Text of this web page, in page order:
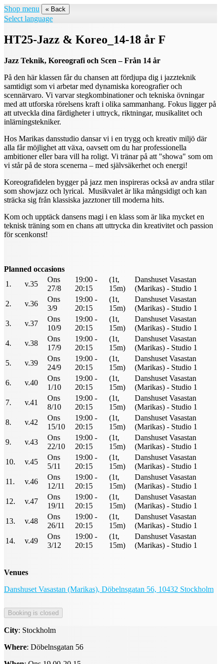
Shop menu « Back
Select language
HT25-Jazz & Koreo_14-18 år F
Jazz Teknik, Koreografi och Scen – Från 14 år
På den här klassen får du chansen att fördjupa dig i jazzteknik
samtidigt som vi arbetar med dynamiska koreografier och
scennärvaro. Vi varvar stegkombinationer och tekniska övningar
med att utforska rörelsens kraft i olika sammanhang. Fokus ligger på
att utveckla dina färdigheter i uttryck, riktningar, musikalitet och
inlärningstekniker.
Hos Marikas dansstudio dansar vi i en trygg och kreativ miljö där
alla får möjlighet att växa, oavsett om du har professionella
ambitioner eller bara vill ha roligt. Vi tränar på att "showa" som om
vi står på de stora scenerna – med självsäkerhet och energi!
Koreografidelen bygger på jazz men inspireras också av andra stilar
som showjazz och lyrical. Musikvalet är lika mångsidigt och kan
sträcka sig från klassiska jazztoner till moderna hits.
Kom och upptäck dansens magi i en klass som är lika mycket en
teknisk träning som en chans att uttrycka din kreativitet och passion
för scenkonst!
Planned occasions
1.
v.35
Ons
27/8
19:00 -
20:15
(1t,
15m)
Danshuset Vasastan
(Marikas) - Studio 1
2.
v.36
Ons
3/9
19:00 -
20:15
(1t,
15m)
Danshuset Vasastan
(Marikas) - Studio 1
3.
v.37
Ons
10/9
19:00 -
20:15
(1t,
15m)
Danshuset Vasastan
(Marikas) - Studio 1
4.
v.38
Ons
17/9
19:00 -
20:15
(1t,
15m)
Danshuset Vasastan
(Marikas) - Studio 1
5.
v.39
Ons
24/9
19:00 -
20:15
(1t,
15m)
Danshuset Vasastan
(Marikas) - Studio 1
6.
v.40
Ons
1/10
19:00 -
20:15
(1t,
15m)
Danshuset Vasastan
(Marikas) - Studio 1
7.
v.41
Ons
8/10
19:00 -
20:15
(1t,
15m)
Danshuset Vasastan
(Marikas) - Studio 1
8.
v.42
Ons
15/10
19:00 -
20:15
(1t,
15m)
Danshuset Vasastan
(Marikas) - Studio 1
9.
v.43
Ons
22/10
19:00 -
20:15
(1t,
15m)
Danshuset Vasastan
(Marikas) - Studio 1
10.
v.45
Ons
5/11
19:00 -
20:15
(1t,
15m)
Danshuset Vasastan
(Marikas) - Studio 1
11.
v.46
Ons
12/11
19:00 -
20:15
(1t,
15m)
Danshuset Vasastan
(Marikas) - Studio 1
12.
v.47
Ons
19/11
19:00 -
20:15
(1t,
15m)
Danshuset Vasastan
(Marikas) - Studio 1
13.
v.48
Ons
26/11
19:00 -
20:15
(1t,
15m)
Danshuset Vasastan
(Marikas) - Studio 1
14.
v.49
Ons
3/12
19:00 -
20:15
(1t,
15m)
Danshuset Vasastan
(Marikas) - Studio 1
Venues
Danshuset Vasastan (Marikas), Döbelnsgatan 56, 10432 Stockholm
City: Stockholm
Where: Döbelnsgatan 56